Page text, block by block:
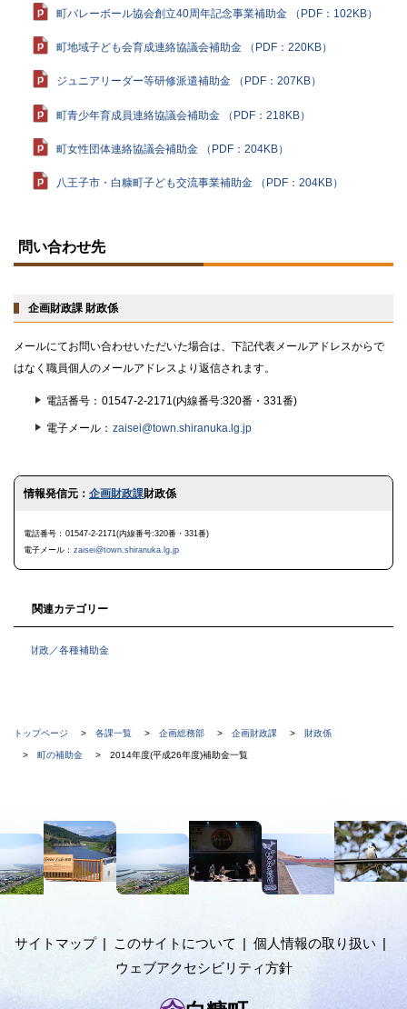
町バレーボール協会創立40周年記念事業補助金 （PDF：102KB）
町地域子ども会育成連絡協議会補助金 （PDF：220KB）
ジュニアリーダー等研修派遣補助金 （PDF：207KB）
町青少年育成員連絡協議会補助金 （PDF：218KB）
町女性団体連絡協議会補助金 （PDF：204KB）
八王子市・白糠町子ども交流事業補助金 （PDF：204KB）
ッ問い合わせ先
企画財政課 財政係
メールにてお問い合わせいただいた場合は、下記代表メールアドレスからで
はなく職員個人のメールアドレスより返信されます。
電話番号 01547-2-2171(内線番号:320番・331番)
電子メール zaisei@town.shiranuka.lg.jp
ト
る
情報発信元： 企画財政課財政係
電話番号
01547-2-2171(内線番号:320番・331番)
電子メール
zaisei@town.shiranuka.lg.jp
関連カテゴリー
財政／各種補助金
現
在
の
階
層
トップページ 各課一覧 企画総務部 企画財政課 財政係
町の補助金 2014年度(平成26年度)補助金一覧
へ
メ
サイトマップ このサイトについて
個人情報の取り扱い
ウェブアクセシビリティ方針